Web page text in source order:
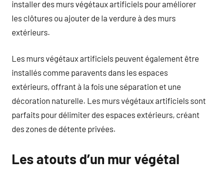
installer des murs végétaux artificiels pour améliorer
les clôtures ou ajouter de la verdure à des murs
extérieurs.
Les murs végétaux artificiels peuvent également être
installés comme paravents dans les espaces
extérieurs, offrant à la fois une séparation et une
décoration naturelle. Les murs végétaux artificiels sont
parfaits pour délimiter des espaces extérieurs, créant
des zones de détente privées.
Les atouts d’un mur végétal